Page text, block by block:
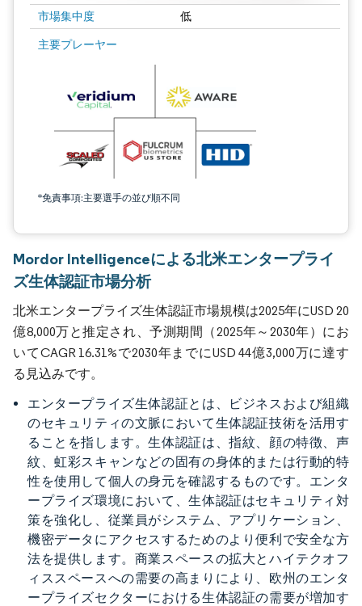
市場集中度 低
主要プレーヤー
*免責事項:主要選手の並び順不同
Mordor Intelligenceによる北米エンタープライ
ズ生体認証市場分析
北米エンタープライズ生体認証市場規模は2025年にUSD 20
億8,000万と推定され、予測期間（2025年～2030年）にお
いてCAGR 16.31%で2030年までにUSD 44億3,000万に達す
る見込みです。
エンタープライズ生体認証とは、ビジネスおよび組織
のセキュリティの文脈において生体認証技術を活用す
ることを指します。生体認証は、指紋、顔の特徴、声
紋、虹彩スキャンなどの固有の身体的または行動的特
性を使用して個人の身元を確認するものです。エンタ
ープライズ環境において、生体認証はセキュリティ対
策を強化し、従業員がシステム、アプリケーション、
機密データにアクセスするためのより便利で安全な方
法を提供します。商業スペースの拡大とハイテクオフ
ィススペースへの需要の高まりにより、欧州のエンタ
ープライズセクターにおける生体認証の需要が増加す